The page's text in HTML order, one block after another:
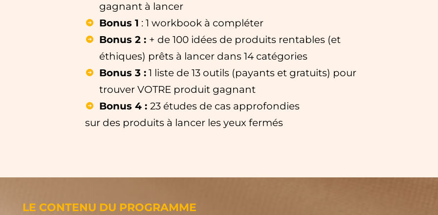
gagnant à lancer
Bonus 1 : 1 workbook à compléter
Bonus 2 : + de 100 idées de produits rentables (et
éthiques) prêts à lancer dans 14 catégories
Bonus 3 :1 liste de 13 outils (payants et gratuits) pour
trouver VOTRE produit gagnant
Bonus 4 : 23 études de cas approfondies
sur des produits à lancer les yeux fermés
LE CONTENU DU PROGRAMME